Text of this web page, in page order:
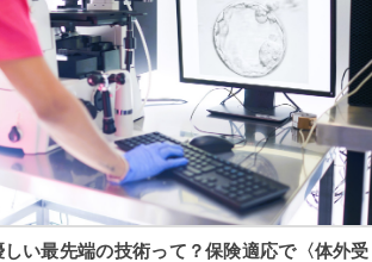
しい最先端の技術って？保険適応で〈体外受